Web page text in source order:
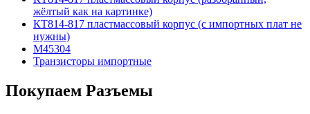
жёлтый как на картинке)
КТ814-817 пластмассовый корпус (с импортных плат не
нужны)
М45304
Транзисторы импортные
Покупаем Разъемы